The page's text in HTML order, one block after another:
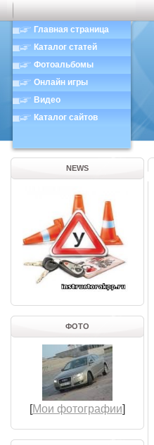
Главная страница
Каталог статей
Фотоальбомы
Онлайн игры
Видео
Каталог сайтов
NEWS
ФОТО
[Мои фотографии]